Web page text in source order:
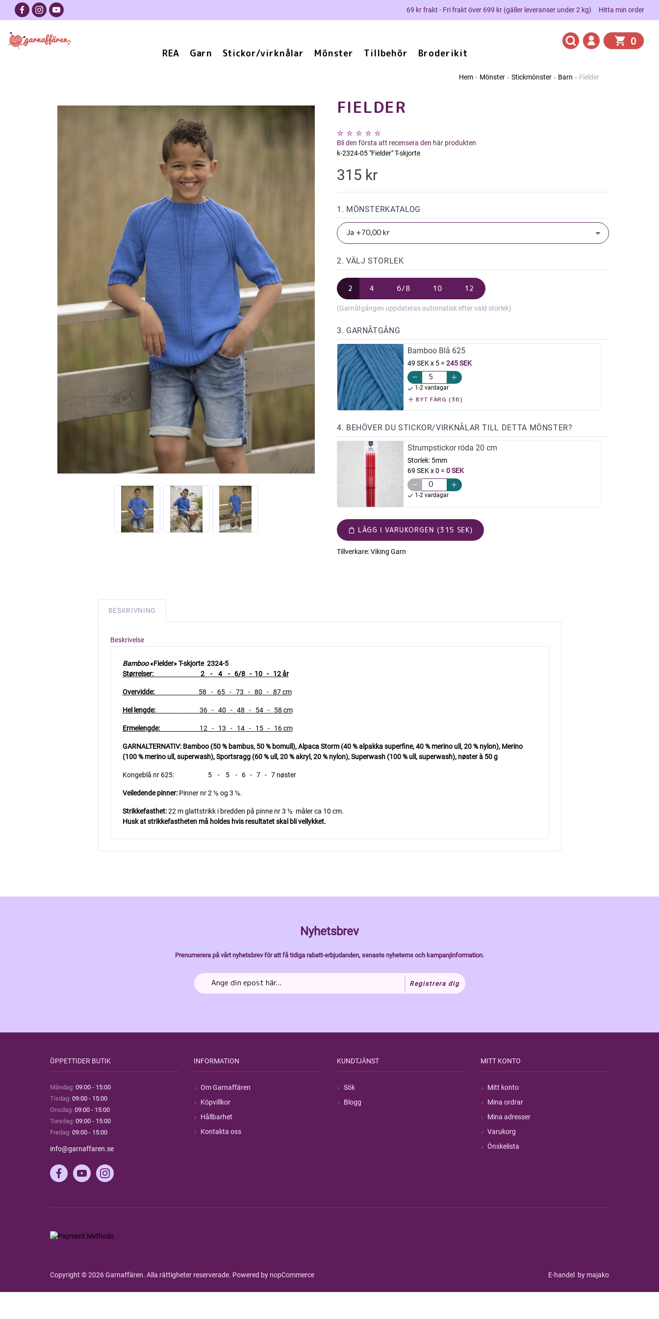
69 kr frakt - Fri frakt över 699 kr (gäller leveranser under 2 kg) Hitta min order
REA Garn Stickor/virknålar Mönster Tillbehör Broderikit
0
Hem Mönster Stickmönster Barn Fielder
FIELDER
Bli den första att recensera den här produkten
k-2324-05 "Fielder" T-skjorte
315 kr
1. MÖNSTERKATALOG
2. VÄLJ STORLEK
2 4 6/8 10 12
(Garnåtgången uppdateras automatisk efter vald storlek)
3. GARNÅTGÅNG
Bamboo Blå 625
49 SEK x 5= 245 SEK
1-2 vardagar
BYT FÄRG (36)
4. BEHÖVER DU STICKOR/VIRKNÅLAR TILL DETTA MÖNSTER?
Strumpstickor röda 20 cm
Storlek: 5mm
69 SEK x 0 = 0 SEK
1-2 vardagar
LÄGG I VARUKORGEN (315 SEK)
Tillverkare:Viking Garn
BESKRIVNING
Beskrivelse
Bamboo«Fielder» T-skjorte 2324-5
Størrelser: 2 - 4 - 6/8 - 10 - 12 år
Overvidde: 58 - 65 - 73 - 80 - 87 cm
Hel lengde: 36 - 40 - 48 - 54 - 58 cm
Ermelengde:12 - 13 - 14 - 15 - 16 cm
GARNALTERNATIV: Bamboo (50 % bambus, 50 % bomull), Alpaca Storm (40 % alpakka superfine, 40 % merino ull, 20 % nylon), Merino
(100 % merino ull, superwash),Sportsragg (60 % ull, 20 % akryl, 20 % nylon),Superwash (100 % ull, superwash), nøster à 50 g
Kongeblå nr 625: 5 - 5 - 6 - 7 - 7 nøster
Veiledende pinner:Pinner nr 2 ½ og 3 ½.
Strikkefasthet:22 m glattstrikk i bredden på pinne nr 3 ½ måler ca 10 cm.
Husk at strikkefastheten må holdes hvis resultatet skal bli vellykket.
Nyhetsbrev
Prenumerera på vårt nyhetsbrev för att få tidiga rabatt-erbjudanden, senaste nyheterns och kampanjinformation.
Registrera dig
ÖPPETTIDER BUTIK
Måndag: 09:00 - 15:00
Tisdag: 09:00 - 15:00
Onsdag: 09:00 - 15:00
Torsdag: 09:00 - 15:00
Fredag: 09:00 - 15:00
info@garnaffaren.se
INFORMATION
Om Garnaffären
Köpvillkor
Hållbarhet
Kontakta oss
KUNDTJÄNST
Sök
Blogg
MITT KONTO
Mitt konto
Mina ordrar
Mina adresser
Varukorg
Önskelista
Copyright © 2026 Garnaffären. Alla rättigheter reserverade. Powered by nopCommerce E-handel by majako